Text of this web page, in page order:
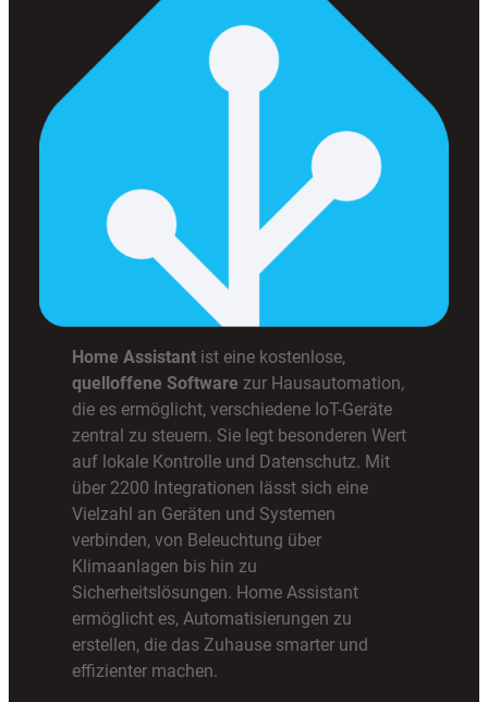
Home Assistant ist eine kostenlose,
quelloffene Software zur Hausautomation,
die es ermöglicht, verschiedene IoT-Geräte
zentral zu steuern. Sie legt besonderen Wert
auf lokale Kontrolle und Datenschutz. Mit
über 2200 Integrationen lässt sich eine
Vielzahl an Geräten und Systemen
verbinden, von Beleuchtung über
Klimaanlagen bis hin zu
Sicherheitslösungen. Home Assistant
ermöglicht es, Automatisierungen zu
erstellen, die das Zuhause smarter und
effizienter machen.